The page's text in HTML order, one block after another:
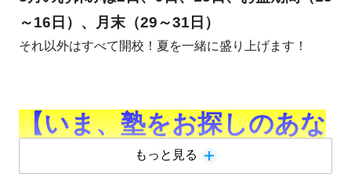
～16日）、月末（29～31日）
それ以外はすべて開校！夏を一緒に盛り上げます！
【いま、塾をお探しのあな
たに！】
もっと見る